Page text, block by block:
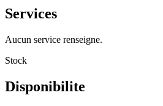
Services
Aucun service renseigne.
Stock
Disponibilite